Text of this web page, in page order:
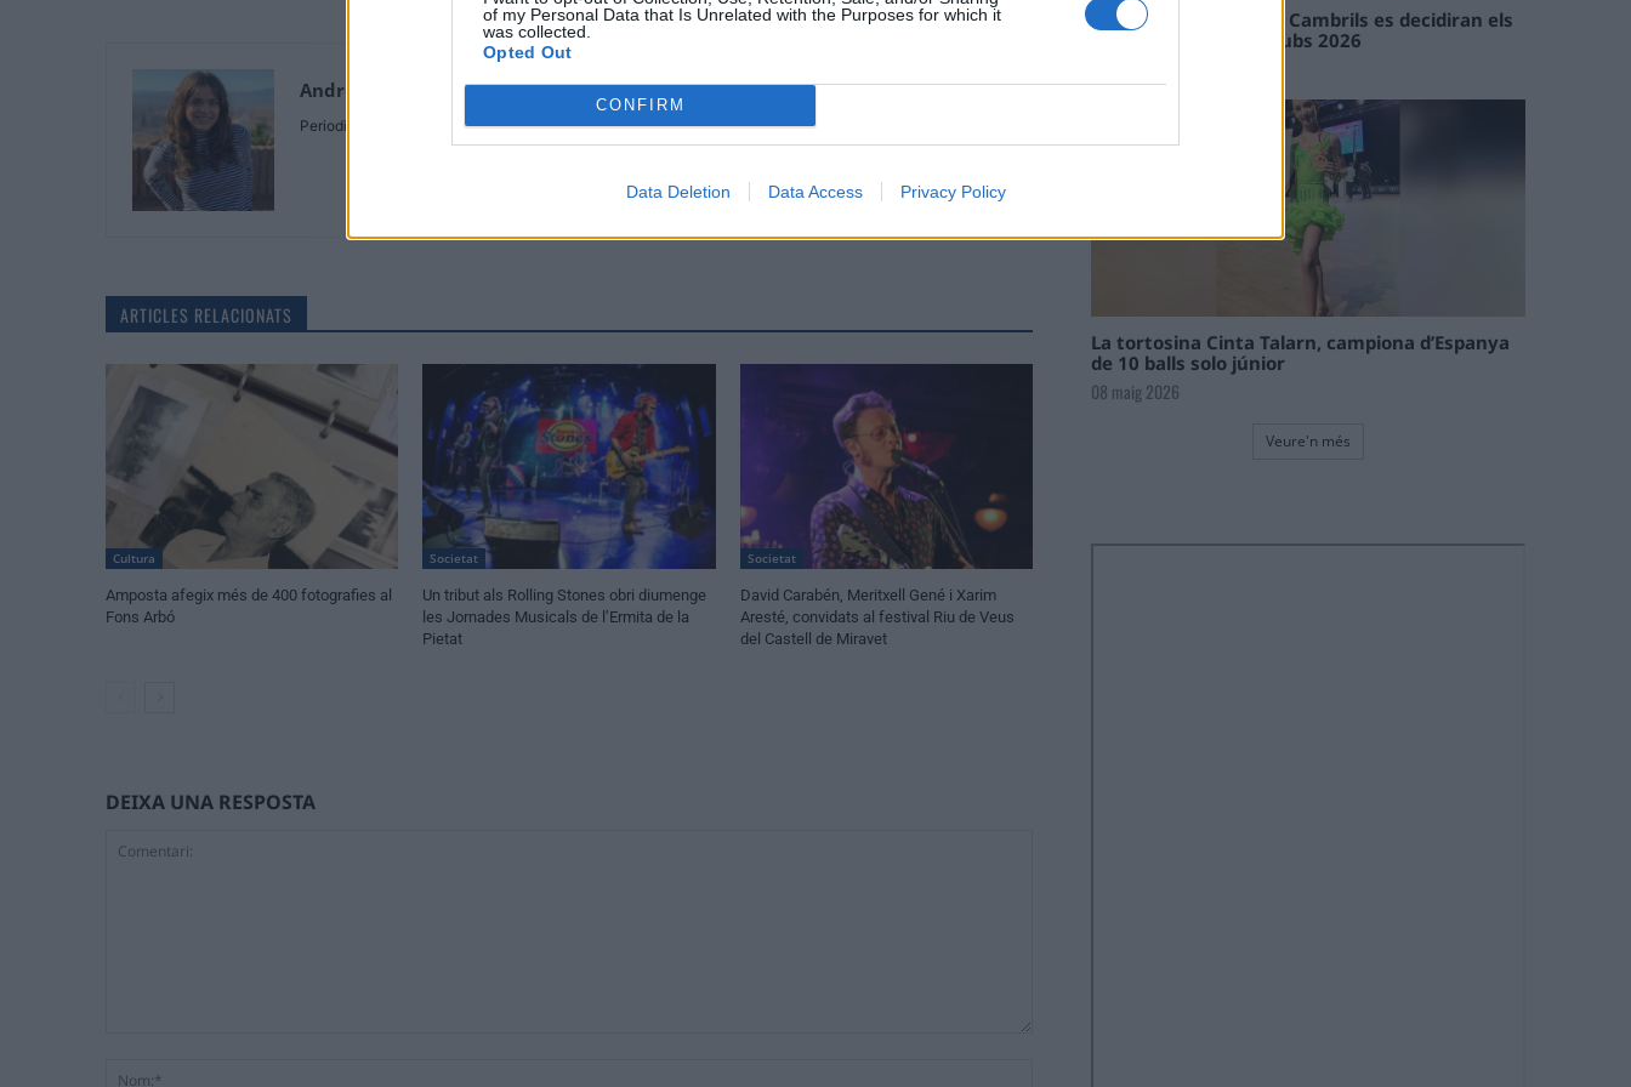
of my Personal Data that Is Unrelated with the Purposes for which it
was collected.
Opted Out
CONFIRM
Data Deletion Data Access Privacy Policy
Andrea Capilla Acosta
Periodista
ARTICLES RELACIONATS
Cultura
Amposta afegix més de 400 fotografies al
Fons Arbó
Societat
Un tribut als Rolling Stones obri diumenge
les Jornades Musicals de l’Ermita de la
Pietat
Societat
David Carabén, Meritxell Gené i Xarim
Aresté, convidats al festival Riu de Veus
del Castell de Miravet
DEIXA UNA RESPOSTA
En les tirades de Flix i Cambrils es decidiran els
campions de l’Interclubs 2026
La tortosina Cinta Talarn, campiona d’Espanya
de 10 balls solo júnior
08 maig 2026
Veure'n més